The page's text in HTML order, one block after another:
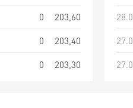
0
203,60
0
203,40
0 203,30